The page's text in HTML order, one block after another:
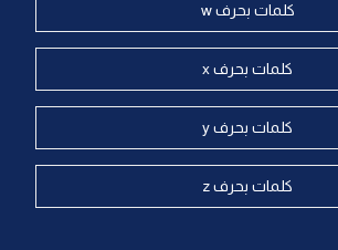
كلمات بحرف w
كلمات بحرف x
كلمات بحرف y
كلمات بحرف z